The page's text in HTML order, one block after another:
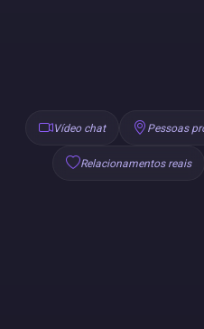
Vídeo chat Pessoas
Relacionamentos reais